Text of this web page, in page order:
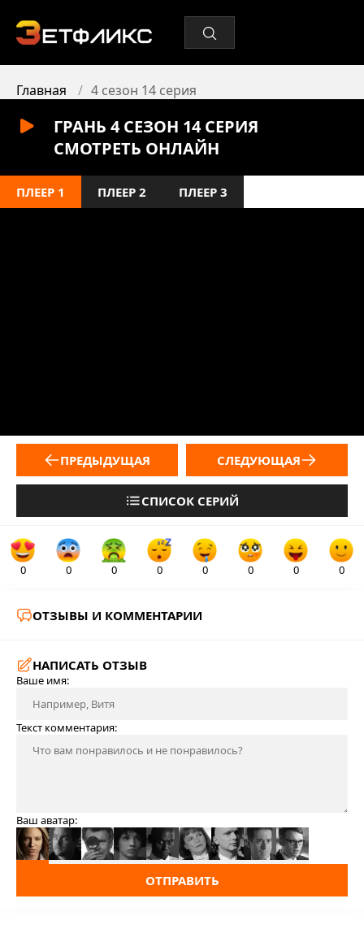
Главная 4 сезон 14 серия
ГРАНЬ 4 СЕЗОН 14 СЕРИЯ
СМОТРЕТЬ ОНЛАЙН
ПЛЕЕР 1 ПЛЕЕР 2 ПЛЕЕР 3
ПРЕДЫДУЩАЯ
СПИСОК СЕРИЙ
СЛЕДУЮЩАЯ
0 0 0 0 0 0 0 0
ОТЗЫВЫ И КОММЕНТАРИИ
НАПИСАТЬ ОТЗЫВ
Ваше имя:
Текст комментария:
Ваш аватар:
ОТПРАВИТЬ